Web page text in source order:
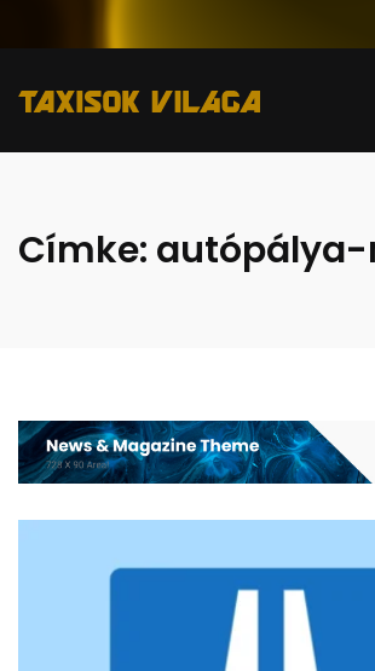
Címke: